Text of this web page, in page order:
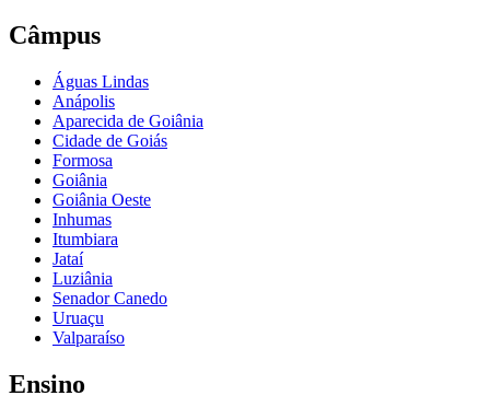
Câmpus
Águas Lindas
Anápolis
Aparecida de Goiânia
Cidade de Goiás
Formosa
Goiânia
Goiânia Oeste
Inhumas
Itumbiara
Jataí
Luziânia
Senador Canedo
Uruaçu
Valparaíso
Ensino